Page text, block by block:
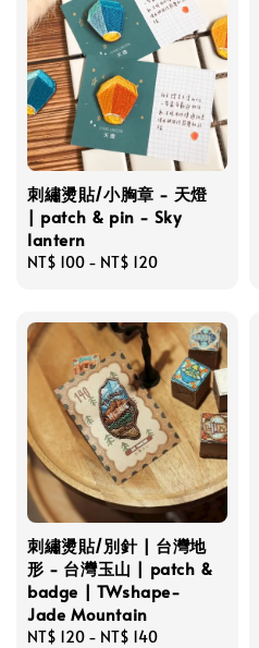
刺繡燙貼/小胸章 - 天燈
| patch & pin - Sky
lantern
Regular
NT$ 100 - NT$ 120
刺繡燙貼/別針 | 台灣地
形 - 台灣玉山 | patch &
badge | TWshape-
Jade Mountain
Regular
NT$ 120 - NT$ 140